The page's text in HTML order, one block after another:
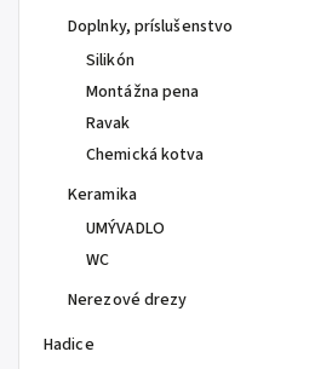
Doplnky, príslušenstvo
Silikón
Montážna pena
Ravak
Chemická kotva
Keramika
UMÝVADLO
WC
Nerezové drezy
Hadice